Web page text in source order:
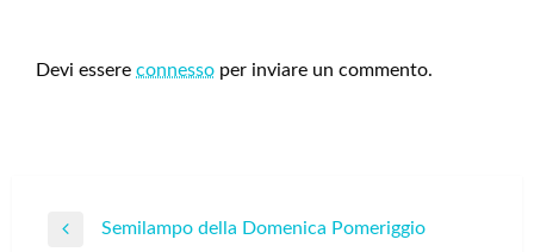
Devi essere connesso per inviare un commento.
Navigazione
Semilampo della Domenica Pomeriggio